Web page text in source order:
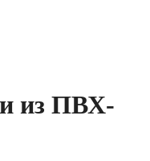
из ПВХ-